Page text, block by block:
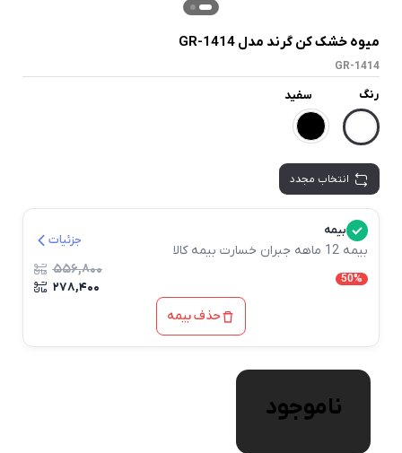
میوه خشک کن گرند مدل GR-1414
GR-1414
رنگ سفید
انتخاب مجدد
بیمه
بیمه 12 ماهه جبران خسارت بیمه کالا
جزئیات
حذف بیمه
50%
۵۵۶,۸۰۰
۲۷۸,۴۰۰
ناموجود